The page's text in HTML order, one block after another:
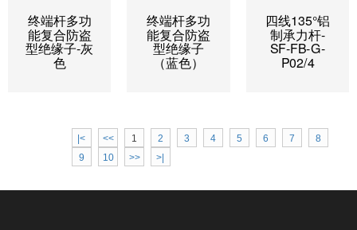
终端杆多功
能复合防盗
型绝缘子-灰
色
终端杆多功
能复合防盗
型绝缘子
（蓝色）
四线135°铝
制承力杆-
SF-FB-G-
P02/4
|< << 1 2 3 4 5 6 7
8
9
10 >> >|